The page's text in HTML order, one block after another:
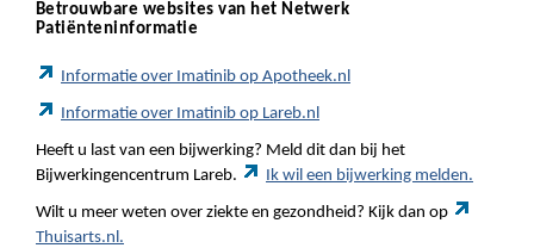
Betrouwbare websites van het Netwerk
Patiënteninformatie
Informatie over Imatinib op Apotheek.nl
Informatie over Imatinib op Lareb.nl
Heeft u last van een bijwerking? Meld dit dan bij het
Bijwerkingencentrum Lareb.
Ik wil een bijwerking melden.
Wilt u meer weten over ziekte en gezondheid? Kijk dan op
Thuisarts.nl.